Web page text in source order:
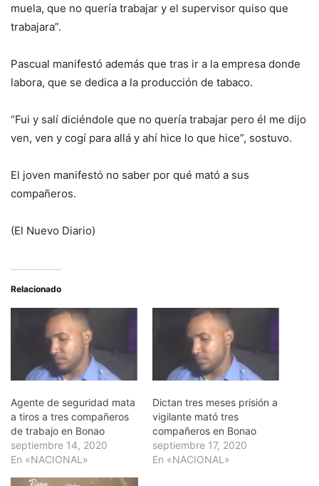
muela, que no quería trabajar y el supervisor quiso que
trabajara”.
Pascual manifestó además que tras ir a la empresa donde
labora, que se dedica a la producción de tabaco.
“Fui y salí diciéndole que no quería trabajar pero él me dijo
ven, ven y cogí para allá y ahí hice lo que hice”, sostuvo.
El joven manifestó no saber por qué mató a sus
compañeros.
(El Nuevo Diario)
Relacionado
Agente de seguridad mata
a tiros a tres compañeros
de trabajo en Bonao
septiembre 14, 2020
En «NACIONAL»
Dictan tres meses prisión a
vigilante mató tres
compañeros en Bonao
septiembre 17, 2020
En «NACIONAL»